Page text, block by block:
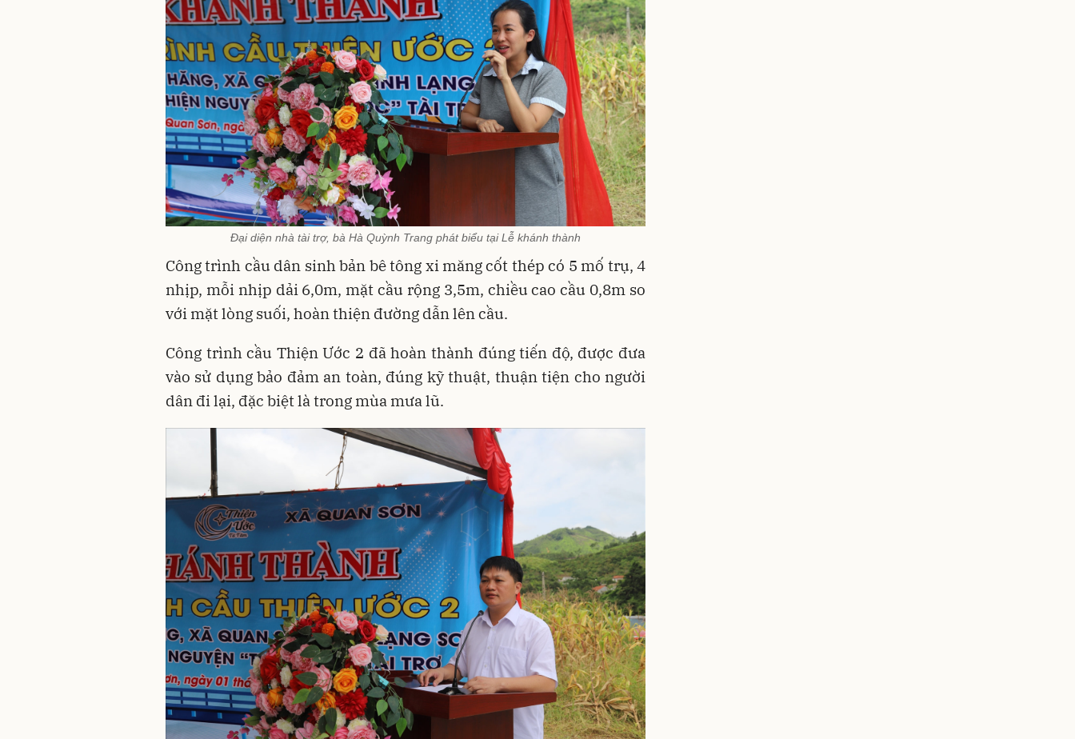
Đại diện nhà tài trợ, bà Hà Quỳnh Trang phát biểu tại Lễ khánh thành
Công trình cầu dân sinh bản bê tông xi măng cốt thép có 5 mố trụ, 4
nhịp, mỗi nhịp dải 6,0m, mặt cầu rộng 3,5m, chiều cao cầu 0,8m so
với mặt lòng suối, hoàn thiện đường dẫn lên cầu.
Công trình cầu Thiện Ước 2 đã hoàn thành đúng tiến độ, được đưa
vào sử dụngbảo đảm an toàn, đúng kỹ thuật, thuận tiện cho người
dân đi lại, đặc biệt là trong mùa mưa lũ.